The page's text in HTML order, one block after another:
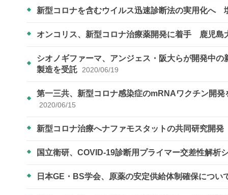
新型コロナを含むウイルス迅速診断法の実用化へ
オンコリス、新型コロナ治療薬開発に着手 鹿児島
シオノギファーマ、アンジェス・阪大らが開発中
製造を受託
2020/06/19
第一三共、新型コロナ感染症のmRNAワクチン開
2020/06/15
新型コロナ治療へナファモスタットの共同研究
国立衛研、COVID-19診断用プライマー交差性解析
日本GE・BS学会、原薬の安定供給体制確保につ